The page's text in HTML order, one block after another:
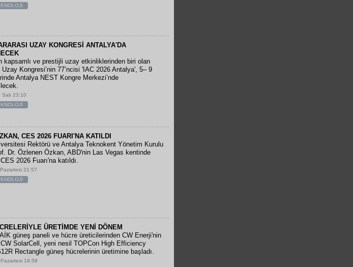
UZAY KONGRESİ ANTALYA'DA
kapsamlı ve prestijli uzay etkinliklerinden biri olan
Uzay Kongresi’nin 77’ncisi 'IAC 2026 Antalya', 5– 9
Antalya NEST Kongre Merkezi’nde
23:10
CES 2026 FUARI'NA KATILDI
Rektörü ve Antalya Teknokent Yönetim Kurulu
Dr. Özlenen Özkan, ABD'nin Las Vegas kentinde
2026 Fuarı'na katıldı.
21:57
ÜRETİMDE YENİ DÖNEM
güneş paneli ve hücre üreticilerinden CW Enerji'nin
SolarCell, yeni nesil TOPCon High Efficiency
Rectangle güneş hücrelerinin üretimine başladı.
18:58